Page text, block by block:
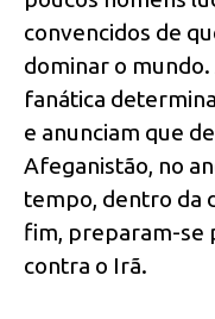
convencidos de
dominar o
fanática
e anunciam que
Afeganistão, no
tempo, dentro da
fim, preparam-se
contra o Irã.